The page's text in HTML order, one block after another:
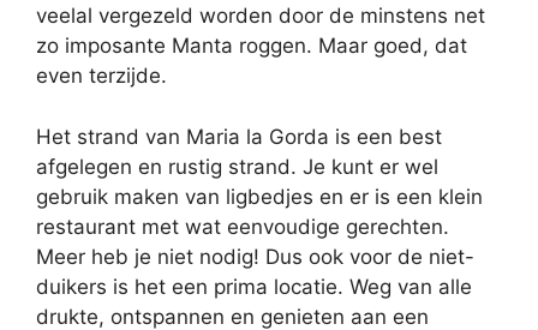
veelal vergezeld worden door de minstens net
zo imposante Manta roggen. Maar goed, dat
even terzijde.
Het strand van Maria la Gorda is een best
afgelegen en rustig strand. Je kunt er wel
gebruik maken van ligbedjes en er is een klein
restaurant met wat eenvoudige gerechten.
Meer heb je niet nodig! Dus ook voor de niet-
duikers is het een prima locatie. Weg van alle
drukte, ontspannen en genieten aan een